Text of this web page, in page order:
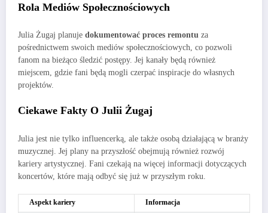
Rola Mediów Społecznościowych
Julia Żugaj planuje dokumentować proces remontu za
pośrednictwem swoich mediów społecznościowych, co pozwoli
fanom na bieżąco śledzić postępy. Jej kanały będą również
miejscem, gdzie fani będą mogli czerpać inspiracje do własnych
projektów.
Ciekawe Fakty O Julii Żugaj
Julia jest nie tylko influencerką, ale także osobą działającą w branży
muzycznej. Jej plany na przyszłość obejmują również rozwój
kariery artystycznej. Fani czekają na więcej informacji dotyczących
koncertów, które mają odbyć się już w przyszłym roku.
Aspekt kariery Informacja